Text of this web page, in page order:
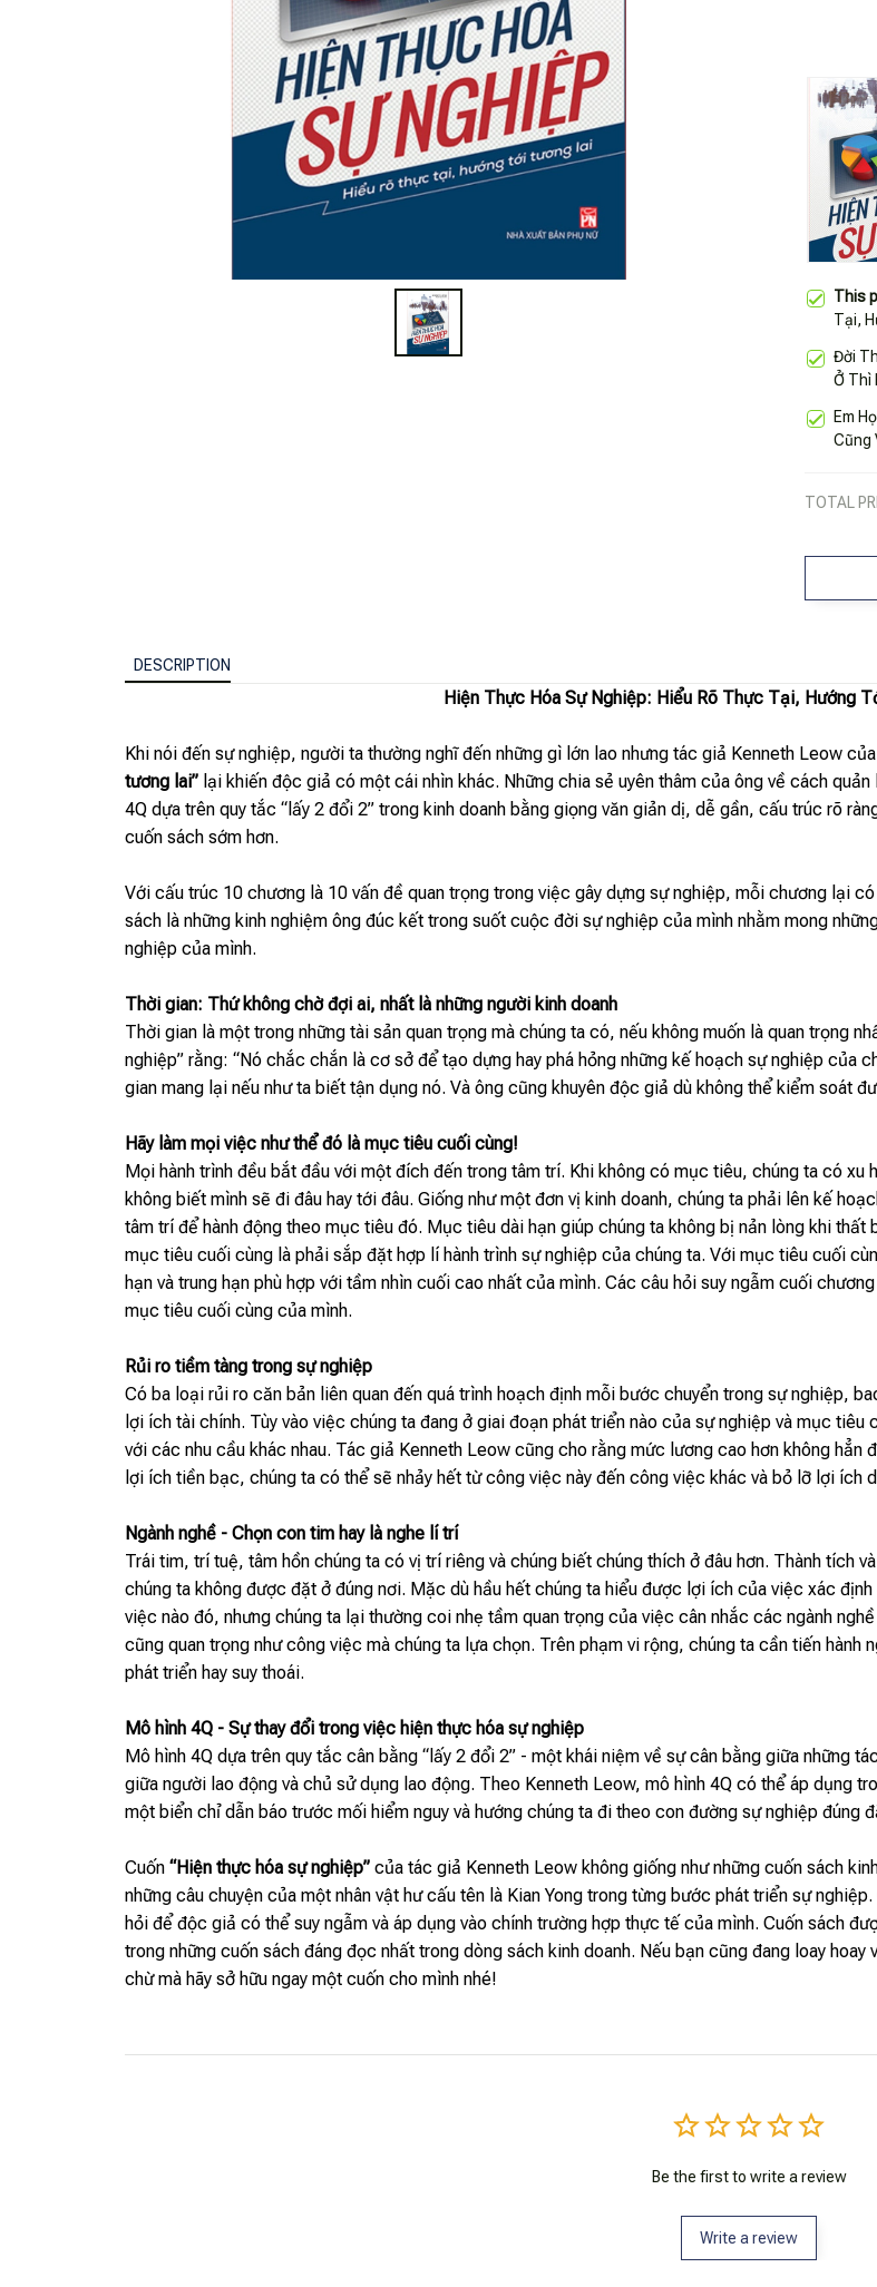
This
Tại,
Đời
Ở Thì
Em
Cũng
TOTAL
DESCRIPTION
Hiện Thực Hóa Sự Nghiệp: Hiểu Rõ Thực Tại, Hướng
Khi nói đến sự nghiệp, người ta thường nghĩ đến những gì lớn lao nhưng tác giả Kenneth Leow
tương lai” lại khiến độc giả có một cái nhìn khác. Những chia sẻ uyên thâm của ông về cách
4Q dựa trên quy tắc “lấy 2 đổi 2” trong kinh doanh bằng giọng văn giản dị, dễ gần, cấu trúc rõ
cuốn sách sớm hơn.
Với cấu trúc 10 chương là 10 vấn đề quan trọng trong việc gây dựng sự nghiệp, mỗi chương lại
sách là những kinh nghiệm ông đúc kết trong suốt cuộc đời sự nghiệp của mình nhằm mong
nghiệp của mình.
Thời gian: Thứ không chờ đợi ai, nhất là những người kinh doanh
Thời gian là một trong những tài sản quan trọng mà chúng ta có, nếu không muốn là quan trọng
nghiệp” rằng: “Nó chắc chắn là cơ sở để tạo dựng hay phá hỏng những kế hoạch sự nghiệp của
gian mang lại nếu như ta biết tận dụng nó. Và ông cũng khuyên độc giả dù không thể kiểm soát
Hãy làm mọi việc như thể đó là mục tiêu cuối cùng!
Mọi hành trình đều bắt đầu với một đích đến trong tâm trí. Khi không có mục tiêu, chúng ta có
không biết mình sẽ đi đâu hay tới đâu. Giống như một đơn vị kinh doanh, chúng ta phải lên kế
tâm trí để hành động theo mục tiêu đó. Mục tiêu dài hạn giúp chúng ta không bị nản lòng khi
mục tiêu cuối cùng là phải sắp đặt hợp lí hành trình sự nghiệp của chúng ta. Với mục tiêu cuối
hạn và trung hạn phù hợp với tầm nhìn cuối cao nhất của mình. Các câu hỏi suy ngẫm cuối
mục tiêu cuối cùng của mình.
Rủi ro tiềm tàng trong sự nghiệp
Có ba loại rủi ro căn bản liên quan đến quá trình hoạch định mỗi bước chuyển trong sự nghiệp,
lợi ích tài chính. Tùy vào việc chúng ta đang ở giai đoạn phát triển nào của sự nghiệp và mục
với các nhu cầu khác nhau. Tác giả Kenneth Leow cũng cho rằng mức lương cao hơn không
lợi ích tiền bạc, chúng ta có thể sẽ nhảy hết từ công việc này đến công việc khác và bỏ lỡ lợi
Ngành nghề - Chọn con tim hay là nghe lí trí
Trái tim, trí tuệ, tâm hồn chúng ta có vị trí riêng và chúng biết chúng thích ở đâu hơn. Thành tích
chúng ta không được đặt ở đúng nơi. Mặc dù hầu hết chúng ta hiểu được lợi ích của việc xác
việc nào đó, nhưng chúng ta lại thường coi nhẹ tầm quan trọng của việc cân nhắc các ngành
cũng quan trọng như công việc mà chúng ta lựa chọn. Trên phạm vi rộng, chúng ta cần tiến hành
phát triển hay suy thoái.
Mô hình 4Q - Sự thay đổi trong việc hiện thực hóa sự nghiệp
Mô hình 4Q dựa trên quy tắc cân bằng “lấy 2 đổi 2” - một khái niệm về sự cân bằng giữa những
giữa người lao động và chủ sử dụng lao động. Theo Kenneth Leow, mô hình 4Q có thể áp dụng
một biển chỉ dẫn báo trước mối hiểm nguy và hướng chúng ta đi theo con đường sự nghiệp đúng
Cuốn “Hiện thực hóa sự nghiệp” của tác giả Kenneth Leow không giống như những cuốn sách
những câu chuyện của một nhân vật hư cấu tên là Kian Yong trong từng bước phát triển sự
hỏi để độc giả có thể suy ngẫm và áp dụng vào chính trường hợp thực tế của mình. Cuốn sách
trong những cuốn sách đáng đọc nhất trong dòng sách kinh doanh. Nếu bạn cũng đang loay
chừ mà hãy sở hữu ngay một cuốn cho mình nhé!
Be the first to write a review
Write a review